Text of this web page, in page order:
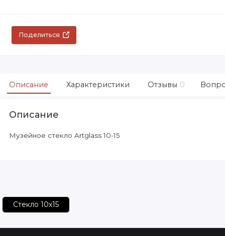
Поделиться
Описание Характеристики Отзывы 0
Описание
Музейное стекло Artglass 10-15
Стекло 10х15